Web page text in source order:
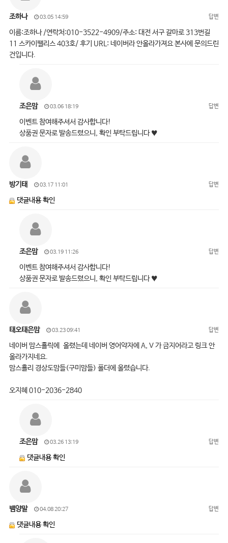
조하나 03.05 14:59 답변
이름:조하나 /연락처:010-3522-4909/주소: 대전 서구 갈마로 313번길
11 스카이팰리스 403호/ 후기 URL: 네이버라 안올라가져요 본사에 문의드린
건입니다.
조은맘 03.06 18:19 답변
이벤트 참여해주셔서 감사합니다!
상품권 문자로 발송드렸으니, 확인 부탁드립니다 ♥
방기태 03.17 11:01 답변
댓글내용 확인
조은맘 03.19 11:26 답변
이벤트 참여해주셔서 감사합니다!
상품권 문자로 발송드렸으니, 확인 부탁드립니다 ♥
태오태은맘 03.23 09:41 답변
네이버 맘스홀릭에 올렸는데 네이버 영어약자에 A, V 가 금지어라고 링크 안
올라가지네요.
맘스홀리 경상도맘들(구미맘들) 폴더에 올렸습니다.
오지혜 010-2036-2840
조은맘 03.26 13:19 답변
댓글내용 확인
뱀양말 04.08 20:27 답변
댓글내용 확인